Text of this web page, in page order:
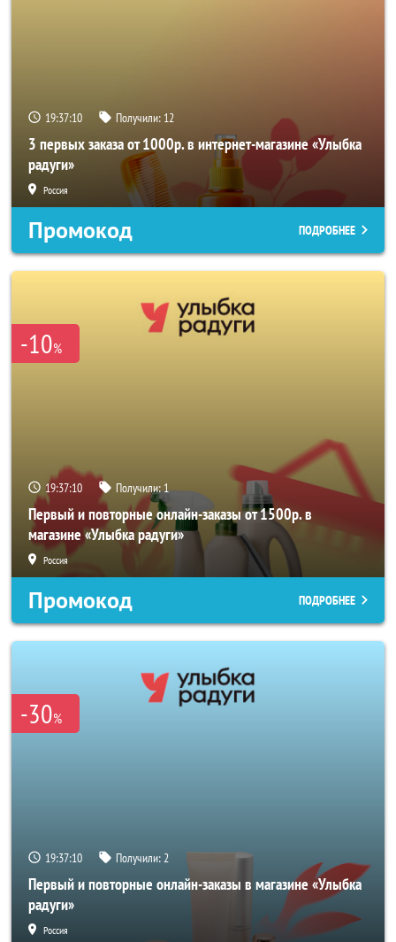
19:37:10 Получили: 12
3 первых заказа от 1000р. в интернет-магазине «Улыбка
радуги»
Россия
Промокод ПОДРОБНЕЕ
-10%
19:37:10 Получили:1
Первый и повторные онлайн-заказы от 1500р. в
магазине «Улыбка радуги»
Россия
Промокод ПОДРОБНЕЕ
-30%
19:37:10 Получили:2
Первый и повторные онлайн-заказы в магазине «Улыбка
радуги»
Россия